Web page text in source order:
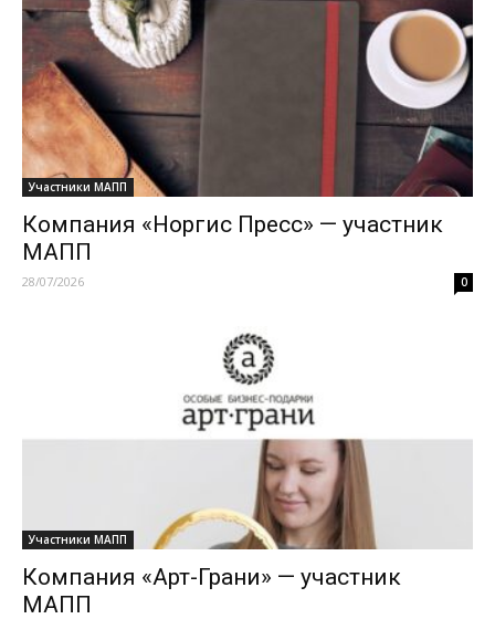
Участники МАПП
Компания «Норгис Пресс» — участник
МАПП
28/07/2026 0
Участники МАПП
Компания «Арт-Грани» — участник
МАПП